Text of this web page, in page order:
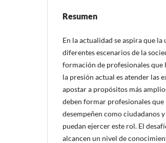
Resumen
En la actualidad se aspira que
diferentes escenarios de la
formación de profesionales que
la presión actual es atender las
apostar a propósitos más
deben formar profesionales
desempeñen como ciudadanos
puedan ejercer este rol. El
alcancen un nivel de